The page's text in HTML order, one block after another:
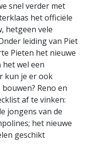
snel verder met
het officiële
hetgeen vele
leiding van Piet
Pieten het nieuwe
het wel een
kun je er ook
Reno en
af te vinken:
jongens van de
het nieuwe
geschikt